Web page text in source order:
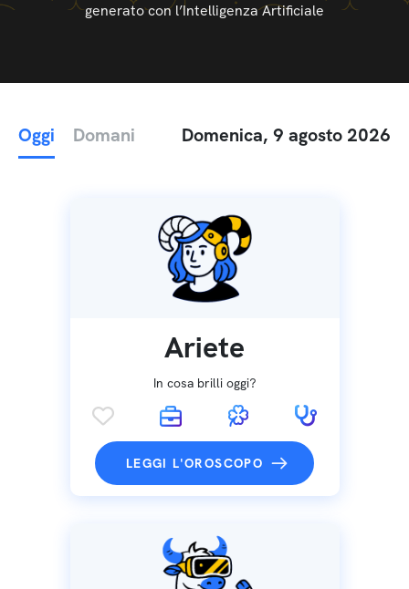
generato con l’Intelligenza Artificiale
Oggi Domani Domenica, 9 agosto 2026
Ariete
In cosa brilli oggi?
LEGGI L'OROSCOPO